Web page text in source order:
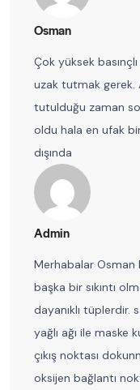
Osman
Çok yüksek
uzak tutmak gerek.
tutulduğu zaman
oldu hala en ufak
dışında
Admin
Merhabalar
başka bir sıkıntı
dayanıklı tüplerdir.
yağlı ağı ile maske
çıkış noktası
oksijen bağlantı